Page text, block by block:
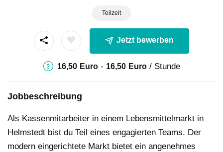
Teilzeit
Jetzt bewerben
16,50 Euro- 16,50 Euro/ Stunde
Jobbeschreibung
Als Kassenmitarbeiter in einem Lebensmittelmarkt in
Helmstedt bist du Teil eines engagierten Teams. Der
modern eingerichtete Markt bietet ein angenehmes